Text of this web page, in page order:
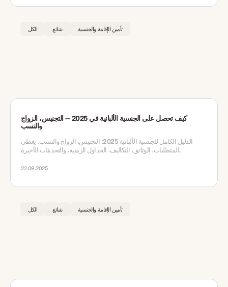
الكل شائع تأمين الإقامة والجنسية
كيف تحصل على الجنسية الألبانية في 2025 — التجنيس، الزواج
والنسب
الدليل الكامل للجنسية الألبانية 2025: التجنيس، الزواج والنسب. يغطي
المتطلبات، الوثائق، التكاليف، الجداول الزمنية، والتحديثات الأخيرة.
22.09.2025
الكل شائع تأمين الإقامة والجنسية